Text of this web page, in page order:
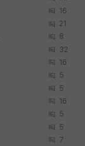
16
21
8
32
16
5
5
16
5
5
7